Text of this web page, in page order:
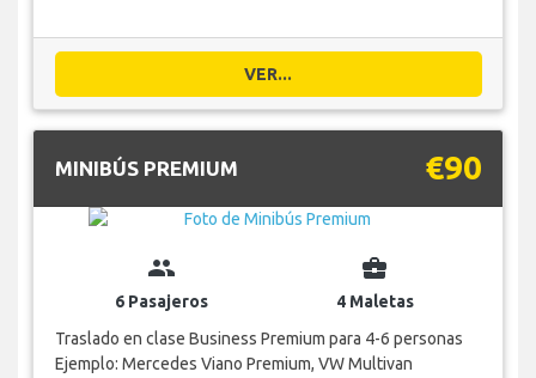
VER...
MINIBÚS PREMIUM €90
group
6 Pasajeros
business_center
4 Maletas
Traslado en clase Business Premium para 4-6 personas
Ejemplo: Mercedes Viano Premium, VW Multivan